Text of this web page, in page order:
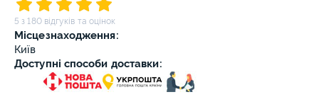
5 з 180 відгуків та оцінок
Місцезнаходження:
Київ
Доступні способи доставки: